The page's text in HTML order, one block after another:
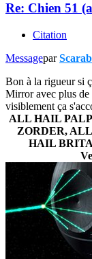
Re: Chien 51
Citation
Messagepar
Bon à la rigueur si
Mirror avec plus de
visiblement ça
ALL HAIL
ZORDER,
HAIL